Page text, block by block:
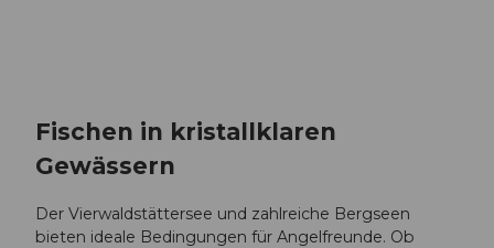
Fischen in kristallklaren
Gewässern
Der Vierwaldstättersee und zahlreiche Bergseen
bieten ideale Bedingungen für Angelfreunde. Ob